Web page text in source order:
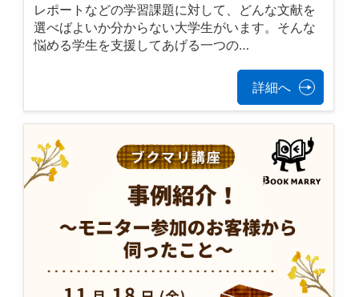
レポートなどの学習課題に対して、どんな文献を
選べばよいか分からない大学生がいます。そんな
悩める学生を支援してあげる一つの…
詳細へ